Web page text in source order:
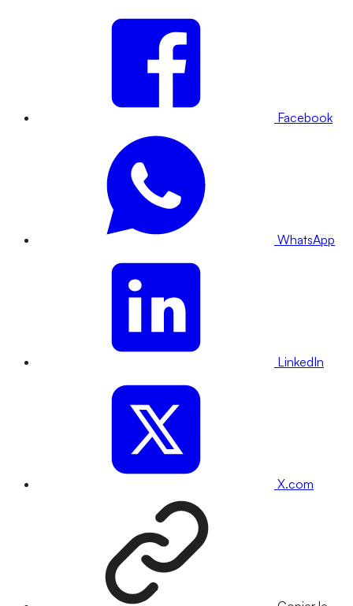
Facebook
WhatsApp
LinkedIn
X.com